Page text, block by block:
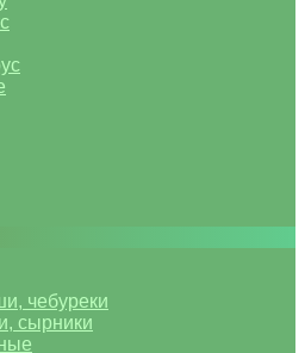
чебуреки
сырники